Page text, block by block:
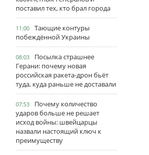
поставил тех, кто брал города
11:00
Тающие контуры
побеждённой Украины
08:03
Посылка страшнее
Герани: почему новая
российская ракета-дрон бьёт
туда, куда раньше не доставали
07:53
Почему количество
ударов больше не решает
исход войны: швейцарцы
назвали настоящий ключ к
преимуществу